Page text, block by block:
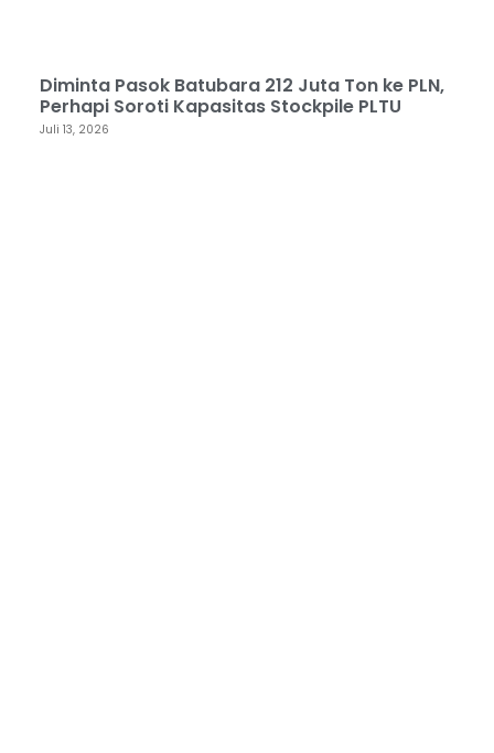
Diminta Pasok Batubara 212 Juta Ton ke PLN,
Perhapi Soroti Kapasitas Stockpile PLTU
Juli 13, 2026